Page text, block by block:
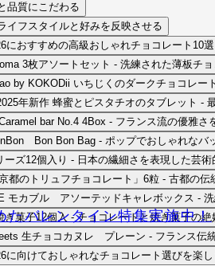
品質にこだわる
イフスタイルと好みを反映させる
におすすめの高級おしゃれチョコレート10選
3枚アソートセット - 洗練された薄板チ
by KOKODii いちじくのダークチョコレー
年新作 蜂蜜とピスタチオのタブレット -
bar No.4 4Box - フランス流の優雅さ
Bon Bon Bag - ポップでおしゃれなバ
ーズ12個入り - 日本の繊細さを表現した芸術
都のトリュフチョコレート」6粒 - 古都の
モカブル アソーテッドキャレボックス -
菓子12個入 - チョコレートと焼き菓子の絶
生チョコカヌレ プレーン - フランス伝
に向けておしゃれなチョコレート選びを楽し
たバレンタイン特集実施中！